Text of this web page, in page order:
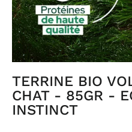
TERRINE BIO
CHAT - 85GR -
INSTINCT